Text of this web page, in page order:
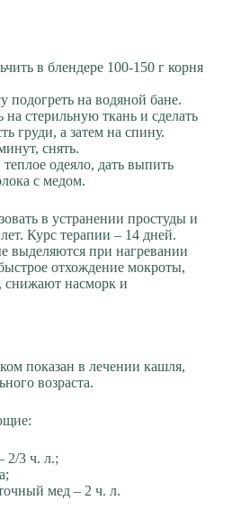
в блендере 100-150 г корня
подогреть на водяной бане.
стерильную ткань и сделать
груди, а затем на спину.
снять.
теплое одеяло, дать выпить
с медом.
в устранении простуды и
Курс терапии – 14 дней.
выделяются при нагревании
отхождение мокроты,
снижают насморк и
показан в лечении кашля,
возраста.
2/3 ч. л.;
мед – 2 ч. л.